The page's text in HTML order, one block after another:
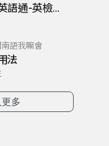
超級英語通-英檢篇 035 Weekend Trip- 週末旅遊
語我嘛會
法
多